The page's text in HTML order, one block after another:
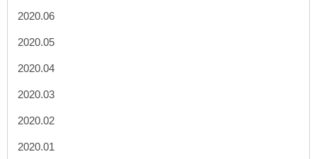
2020.06
2020.05
2020.04
2020.03
2020.02
2020.01